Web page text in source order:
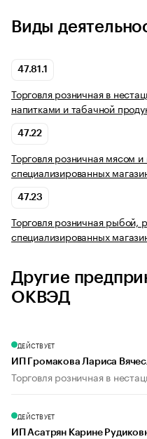
Виды
47.81.1
Торговля розничная в
напитками и табачной
47.22
Торговля розничная мясом
специализированных
47.23
Торговля розничная
специализированных
Другие
ОКВЭД
ДЕЙСТВУЕТ
ИП Громакова Лариса
Торговля розничная в
ДЕЙСТВУЕТ
ИП Асатрян Карине